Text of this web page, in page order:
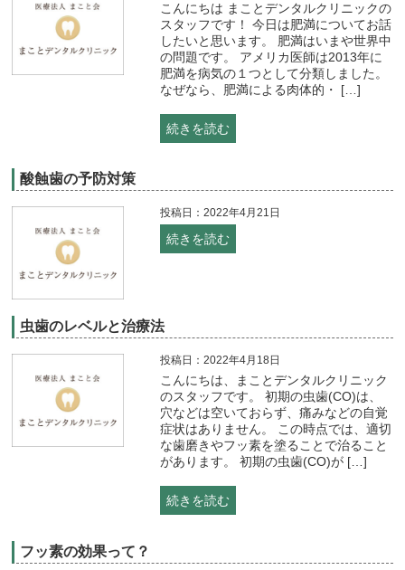
こんにちは まことデンタルクリニックの
スタッフです！ 今日は肥満についてお話
したいと思います。 肥満はいまや世界中
の問題です。 アメリカ医師は2013年に
肥満を病気の１つとして分類しました。
なぜなら、肥満による肉体的・ […]
続きを読む
酸蝕歯の予防対策
投稿日：2022年4月21日
続きを読む
虫歯のレベルと治療法
投稿日：2022年4月18日
こんにちは、まことデンタルクリニック
のスタッフです。 初期の虫歯(CO)は、
穴などは空いておらず、痛みなどの自覚
症状はありません。 この時点では、適切
な歯磨きやフッ素を塗ることで治ること
があります。 初期の虫歯(CO)が […]
続きを読む
フッ素の効果って？